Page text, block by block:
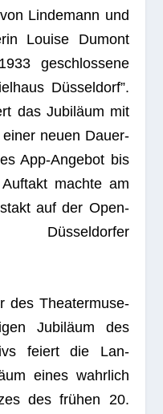
Lin­de­mann und
Louise Dumont
geschlos­sene
Düs­sel­dorf”.
das Jubi­läum mit
einer neuen Dau­er­
App-Ange­bot bis
machte am
auf der Open-
des Thea­ter­mu­se­
Jubi­läum des
fei­ert die Lan­
eines wahr­lich
des frü­hen 20.